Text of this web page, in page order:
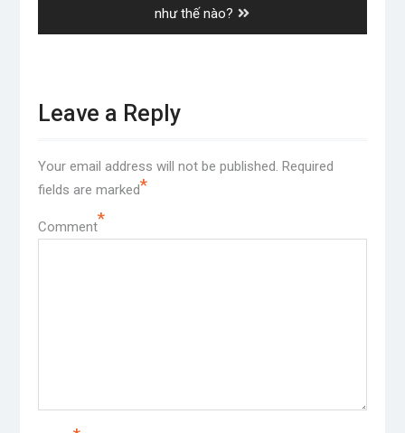
như thế nào?
Leave a Reply
Your email address will not be published. Required
fields are marked*
Comment*